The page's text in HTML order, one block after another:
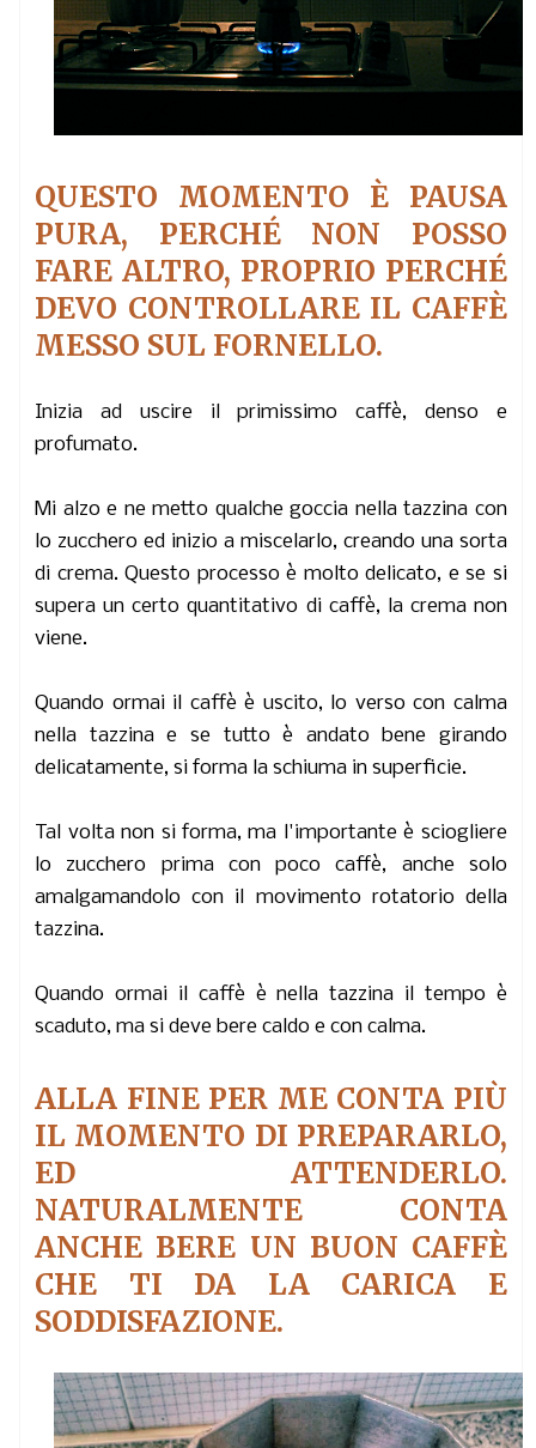
QUESTO MOMENTO È PAUSA
PURA, PERCHÉ NON POSSO
FARE ALTRO, PROPRIO PERCHÉ
DEVO CONTROLLARE IL CAFFÈ
MESSO SUL FORNELLO.
Inizia ad uscire il primissimo caffè, denso e
profumato.
Mi alzo e ne metto qualche goccia nella tazzina con
lo zucchero ed inizio a miscelarlo, creando una sorta
di crema. Questo processo è molto delicato, e se si
supera un certo quantitativo di caffè, la crema non
viene.
Quando ormai il caffè è uscito, lo verso con calma
nella tazzina e se tutto è andato bene girando
delicatamente, si forma la schiuma in superficie.
Tal volta non si forma, ma l'importante è sciogliere
lo zucchero prima con poco caffè, anche solo
amalgamandolo con il movimento rotatorio della
tazzina.
Quando ormai il caffè è nella tazzina il tempo è
scaduto, ma si deve bere caldo e con calma.
ALLA FINE PER ME CONTA PIÙ
IL MOMENTO DI PREPARARLO,
ED ATTENDERLO.
NATURALMENTE CONTA
ANCHE BERE UN BUON CAFFÈ
CHE TI DA LA CARICA E
SODDISFAZIONE.